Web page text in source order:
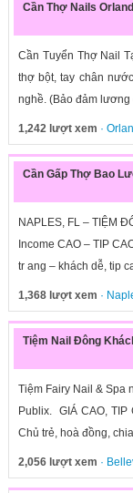
Cần Thợ Nails
Cần Tuyển Thợ Nail
thợ bột, tay chân
nghề. (Bảo đảm lương
1,242 lượt xem ·
Cần Gấp Thợ Bao
NAPLES, FL – TIỆM
Income CAO – TIP
tr ang – khách dễ, tip
1,368 lượt xem ·
Tiệm Nail Đông
Tiệm Fairy Nail & Spa
Publix. GIÁ CAO,
Chủ trẻ, hoà đồng,
2,056 lượt xem ·